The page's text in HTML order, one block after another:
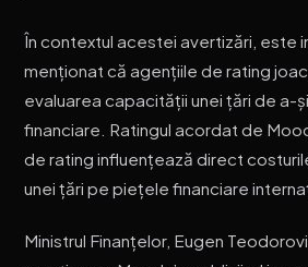
În contextul acestei avertizări, este
menționat că agențiile de rating
evaluarea capacității unei țări de a-
financiare. Ratingul acordat de
de rating influențează direct
unei țări pe piețele financiare
Ministrul Finanțelor, Eugen